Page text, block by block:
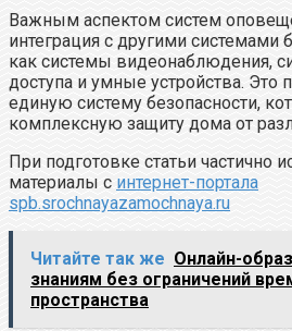
Важным аспектом систем
интеграция с другими системами
как системы видеонаблюдения,
доступа и умные устройства. Это
единую систему безопасности,
комплексную защиту дома от
При подготовке статьи частично
материалы с интернет-портала
spb.srochnayazamochnaya.ru
Читайте так же Онлайн-
знаниям без ограничений
пространства